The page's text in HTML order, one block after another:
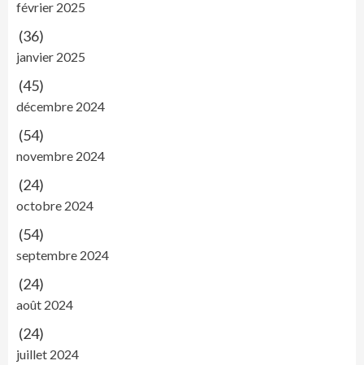
février 2025
(36)
janvier 2025
(45)
décembre 2024
(54)
novembre 2024
(24)
octobre 2024
(54)
septembre 2024
(24)
août 2024
(24)
juillet 2024